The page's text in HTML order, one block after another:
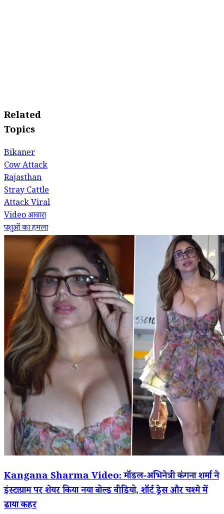
Related
Topics
Bikaner
Cow Attack
Rajasthan
Stray Cattle
AttackViral
Videoआवारा
पशुओं का हमला
Kangana Sharma Video: मॉडल-अभिनेत्री कंगना शर्मा ने
इंस्टाग्राम पर शेयर किया नया बोल्ड वीडियो, शॉर्ट ड्रेस और चश्मे में
ढाया कहर